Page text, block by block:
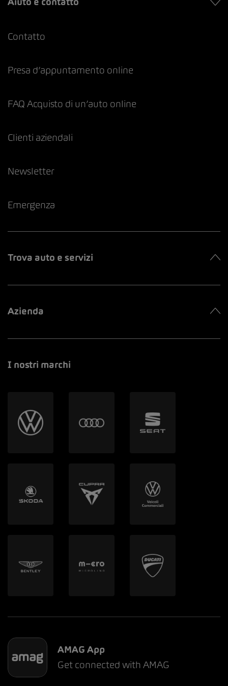
Contatto
Presa d’appuntamento online
FAQ Acquisto di un’auto online
Clienti aziendali
Newsletter
Emergenza
Trova auto e servizi
Azienda
I nostri marchi
AMAG App
Get connected with AMAG